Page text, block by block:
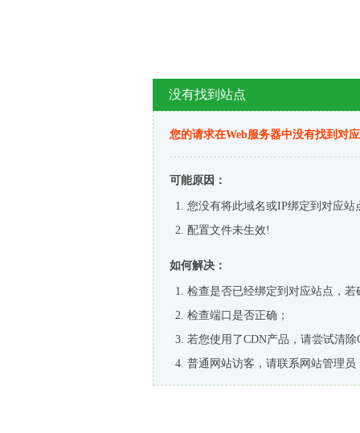
没有找到站点
您的请求在Web服务器中没有找到对
可能原因：
您没有将此域名或IP绑定到对应站
配置文件未生效!
如何解决：
检查是否已经绑定到对应站点，
检查端口是否正确；
若您使用了CDN产品，请尝试清除
普通网站访客，请联系网站管理员